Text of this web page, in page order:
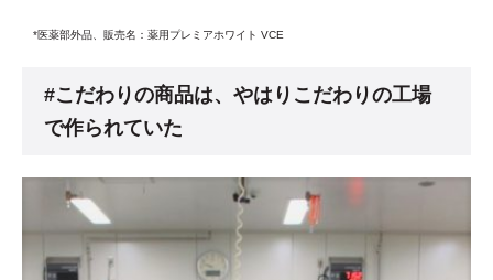
会員ステージ・ポイントプログラム
ショッピングガイド
ギフトラッピングサービス
*医薬部外品、販売名：薬用プレミアホワイト VCE
#こだわりの商品は、やはりこだわりの工場
で作られていた